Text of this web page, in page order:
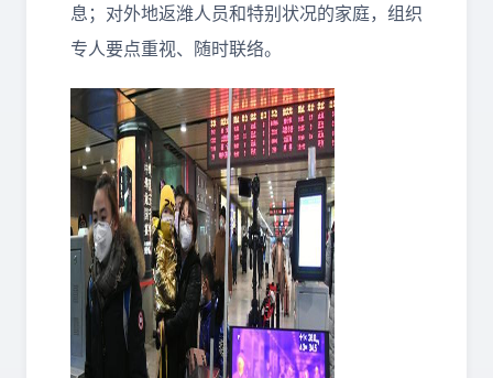
息；对外地返潍人员和特别状况的家庭，组织
专人要点重视、随时联络。